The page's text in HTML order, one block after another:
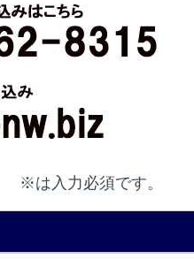
※は入力必須です。